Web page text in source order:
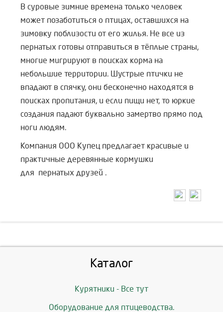
В суровые зимние времена только человек
может позаботиться о птицах, оставшихся на
зимовку поблизости от его жилья. Не все из
пернатых готовы отправиться в тёплые страны,
многие мигрируют в поисках корма на
небольшие территории. Шустрые птички не
впадают в спячку, они бесконечно находятся в
поисках пропитания, и если пищи нет, то юркие
создания падают буквально замертво прямо под
ноги людям.
Компания ООО Купец предлагает красивые и
практичные деревянные кормушки
для пернатых друзей .
Каталог
Курятники - Все тут
Оборудование для птицеводства.